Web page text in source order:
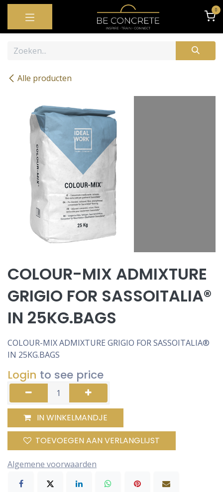
OVERSLAAN NAAR INHOUD 0
Alle producten
COLOUR-MIX ADMIXTURE
GRIGIO FOR SASSOITALIA®
IN 25KG.BAGS
COLOUR-MIX ADMIXTURE GRIGIO FOR SASSOITALIA®
IN 25KG.BAGS
Login to see price
IN WINKELMANDJE
TOEVOEGEN AAN VERLANGLIJST
Algemene voorwaarden